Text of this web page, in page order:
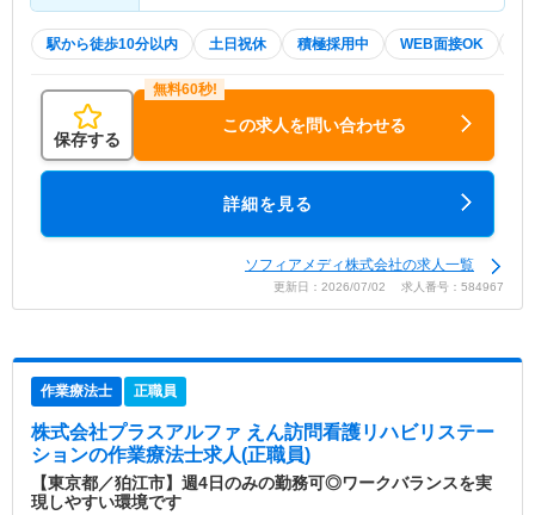
駅から徒歩10分以内 土日祝休 積極採用中 WEB面接OK
保存する
この求人を問い合わせる
詳細を見る
ソフィアメディ株式会社の求人一覧
更新日：2026/07/02 求人番号：584967
作業療法士 正職員
株式会社プラスアルファ えん訪問看護リハビリステー
ションの作業療法士求人(正職員)
【東京都／狛江市】週4日のみの勤務可◎ワークバランスを実
現しやすい環境です